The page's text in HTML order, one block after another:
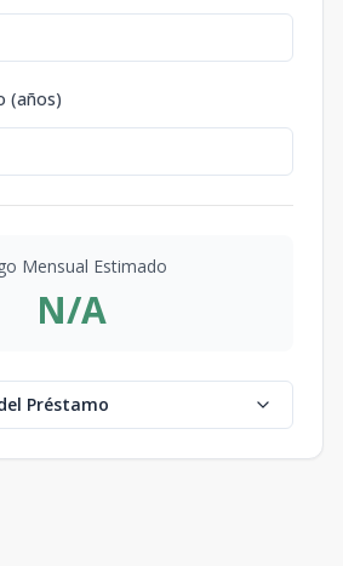
(años)
Mensual Estimado
N/A
Préstamo